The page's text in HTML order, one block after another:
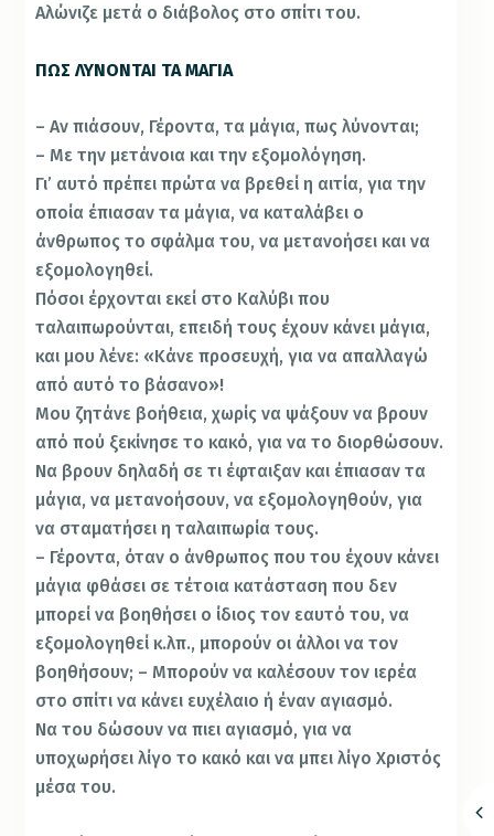
Αλώνιζε μετά ο διάβολος στο σπίτι του.
ΠΩΣ ΛΥΝΟΝΤΑΙ ΤΑ ΜΑΓΙΑ
– Αν πιάσουν, Γέροντα, τα μάγια, πως λύνονται;
– Με την μετάνοια και την εξομολόγηση.
Γι’ αυτό πρέπει πρώτα να βρεθεί η αιτία, για την
οποία έπιασαν τα μάγια, να καταλάβει ο
άνθρωπος το σφάλμα του, να μετανοήσει και να
εξομολογηθεί.
Πόσοι έρχονται εκεί στο Καλύβι που
ταλαιπωρούνται, επειδή τους έχουν κάνει μάγια,
και μου λένε: «Κάνε προσευχή, για να απαλλαγώ
από αυτό το βάσανο»!
Μου ζητάνε βοήθεια, χωρίς να ψάξουν να βρουν
από πού ξεκίνησε το κακό, για να το διορθώσουν.
Να βρουν δηλαδή σε τι έφταιξαν και έπιασαν τα
μάγια, να μετανοήσουν, να εξομολογηθούν, για
να σταματήσει η ταλαιπωρία τους.
– Γέροντα, όταν ο άνθρωπος που του έχουν κάνει
μάγια φθάσει σε τέτοια κατάσταση που δεν
μπορεί να βοηθήσει ο ίδιος τον εαυτό του, να
εξομολογηθεί κ.λπ., μπορούν οι άλλοι να τον
βοηθήσουν; – Μπορούν να καλέσουν τον ιερέα
στο σπίτι να κάνει ευχέλαιο ή έναν αγιασμό.
Να του δώσουν να πιει αγιασμό, για να
υποχωρήσει λίγο το κακό και να μπει λίγο Χριστός
μέσα του.